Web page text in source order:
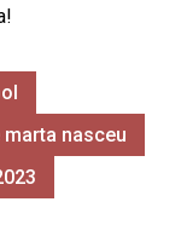
marta nasceu